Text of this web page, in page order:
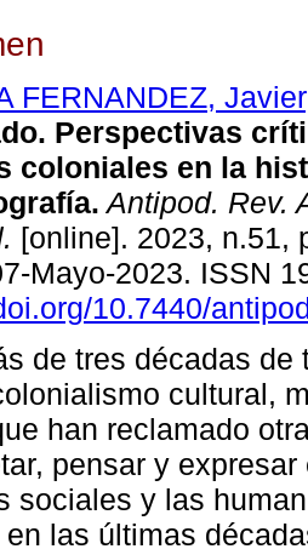
FERNANDEZ, Javier
Perspectivas
coloniales en la
Antipod. Rev.
[online]. 2023, n.51,
Mayo-2023. ISSN
10.7440/
de tres décadas de
cultural,
han reclamado
pensar y
sociales y las
en las últimas